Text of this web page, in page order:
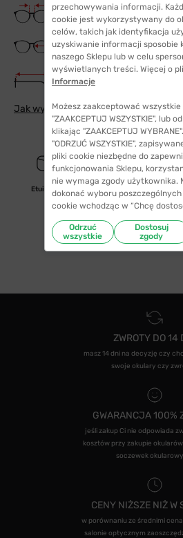
Szerokość mostka
17 mm
Szerokość szkła
56 mm
Długość zauszników
145 mm
Jak wybrać odpowiedni rozmiar
Etui/woreczek
ZWROTY DO 14
masz 14 dni na decyzję czy
swoje okulary czy
GWARANCJA 100%
jeśli zakup Ci nie odpowiada
kosztów przy zakupie
soczewek
CENY NIŻSZE NIŻ W
w porównaniu ze średnimi
salonie optycznym
przechowywania informacji.
cookie jest wykorzystywany do
celów, takich jak identyfikacja
uzyskiwanie informacji sposobie
naszego Sklepu lub w celu
wyświetlanych treści. Więcej o
Informacje
Możesz zaakceptować
"ZAAKCEPTUJ WSZYSTKIE", lub
klikając "ZAAKCEPTUJ
"ODRZUĆ WSZYSTKIE",
pliki cookie niezbędne do
funkcjonowania Sklepu,
nie wymaga zgody użytkownika.
dokonać wyboru
cookie wchodząc w “Chcę
Odrzuć
wszystkie
Dostosuj
zgody